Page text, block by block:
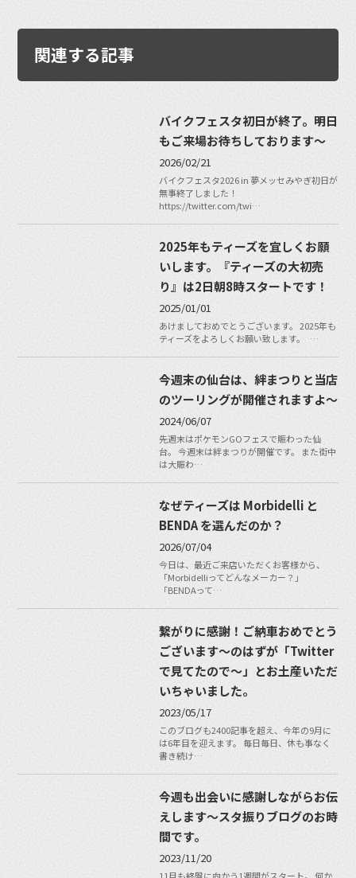
関連する記事
バイクフェスタ初日が終了。明日
もご来場お待ちしております〜
2026/02/21
バイクフェスタ2026 in 夢メッセみやぎ初日が
無事終了しました！
https://twitter.com/twi…
2025年もティーズを宜しくお願
いします。『ティーズの大初売
り』は2日朝8時スタートです！
2025/01/01
あけましておめでとうございます。 2025年も
ティーズをよろしくお願い致します。 …
今週末の仙台は、絆まつりと当店
のツーリングが開催されますよ〜
2024/06/07
先週末はポケモンGOフェスで賑わった仙
台。 今週末は絆まつりが開催です。 また街中
は大賑わ…
なぜティーズは Morbidelli と
BENDA を選んだのか？
2026/07/04
今日は、最近ご来店いただくお客様から、
「Morbidelliってどんなメーカー？」
「BENDAって…
繋がりに感謝！ご納車おめでとう
ございます〜のはずが「Twitter
で見てたので〜」とお土産いただ
いちゃいました。
2023/05/17
このブログも2400記事を超え、今年の9月に
は6年目を迎えます。 毎日毎日、休も事なく
書き続け…
今週も出会いに感謝しながらお伝
えします〜スタ振りブログのお時
間です。
2023/11/20